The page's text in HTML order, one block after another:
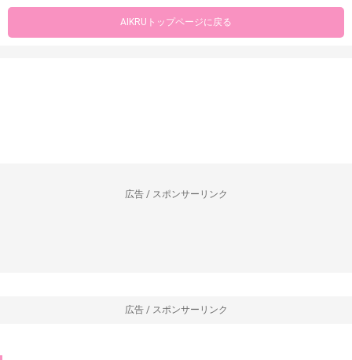
AIKRUトップページに戻る
広告 / スポンサーリンク
広告 / スポンサーリンク